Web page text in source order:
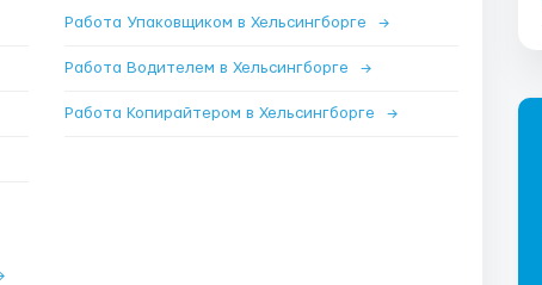
Работа Упаковщиком в Хельсингборге →
Работа Водителем в Хельсингборге →
Работа Копирайтером в Хельсингборге →